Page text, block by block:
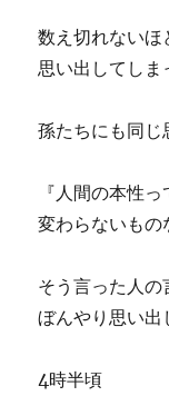
数え切れないほ
思い出してしま
孫たちにも同じ
『人間の本性
変わらないもの
そう言った人の
ぼんやり思い出
4時半頃